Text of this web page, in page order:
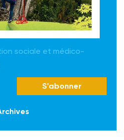
sociale et médico-
S'abonner